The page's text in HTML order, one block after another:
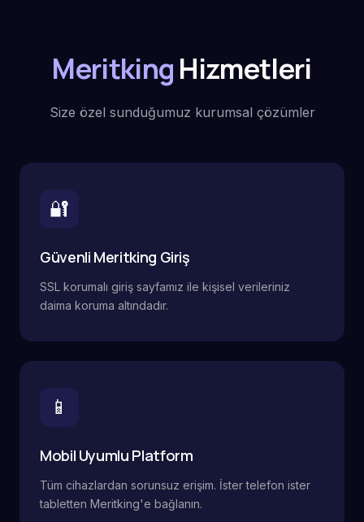
MeritkingHizmetleri
Size özel sunduğumuz kurumsal çözümler
🔐
Güvenli Meritking Giriş
SSL korumalı giriş sayfamız ile kişisel verileriniz
daima koruma altındadır.
📱
Mobil Uyumlu Platform
Tüm cihazlardan sorunsuz erişim. İster telefon ister
tabletten Meritking'e bağlanın.